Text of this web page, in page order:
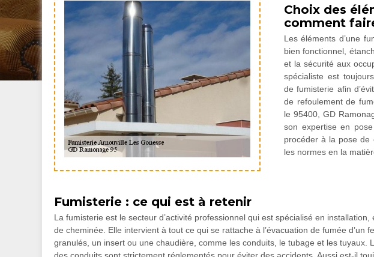
Choix des
comment
Les éléments d’une
bien fonctionnel,
et la sécurité aux
spécialiste est
de fumisterie afin
de refoulement de
le 95400, GD
son expertise en
procéder à la pose de
les normes en la
Fumisterie : ce qui est à retenir
La fumisterie est le secteur d’activité professionnel qui est spécialisé en
de cheminée. Elle intervient à tout ce qui se rattache à l’évacuation de fumée d’un
granulés, un insert ou une chaudière, comme les conduits, le tubage et les tuyaux.